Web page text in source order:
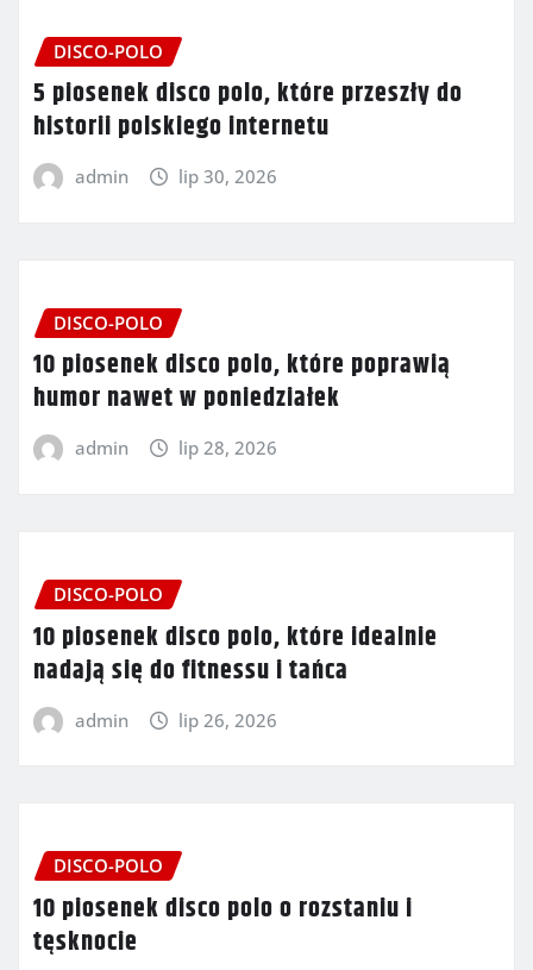
DISCO-POLO
5 piosenek disco polo, które przeszły do
historii polskiego internetu
admin lip 30, 2026
DISCO-POLO
10 piosenek disco polo, które poprawią
humor nawet w poniedziałek
admin lip 28, 2026
DISCO-POLO
10 piosenek disco polo, które idealnie
nadają się do fitnessu i tańca
admin lip 26, 2026
DISCO-POLO
10 piosenek disco polo o rozstaniu i
tęsknocie